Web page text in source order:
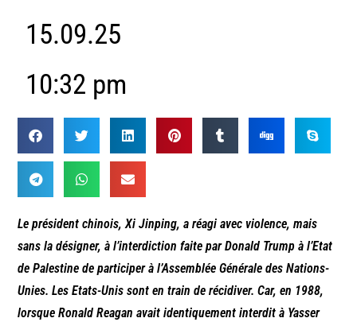
15.09.25
10:32 pm
Le président chinois, Xi Jinping, a réagi avec violence, mais
sans la désigner, à l’interdiction faite par Donald Trump à l’Etat
de Palestine de participer à l’Assemblée Générale des Nations-
Unies. Les Etats-Unis sont en train de récidiver. Car, en 1988,
lorsque Ronald Reagan avait identiquement interdit à Yasser